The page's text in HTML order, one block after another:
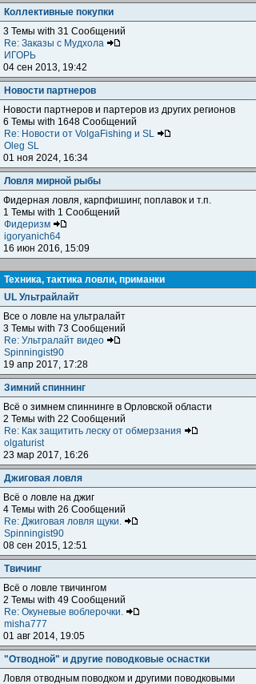
Коллективные покупки
3 Темы with 31 Сообщений
Re: Заказы с Мудхола
ИГОРЬ
04 сен 2013, 19:42
Новости партнеров
Новости партнеров и партеров из других регионов
6 Темы with 1648 Сообщений
Re: Новости от VolgaFishing и SL
Oleg SL
01 ноя 2024, 16:34
Ловля мирной рыбы
Фидерная ловля, карпфишинг, поплавок и т.п.
1 Темы with 1 Сообщений
Фидеризм
igoryanich64
16 июн 2016, 15:09
Техника, тактика ловли, приманки
UL Ультрайлайт
Все о ловле на ультралайт
3 Темы with 73 Сообщений
Re: Ультралайт видео
Spinningist90
19 апр 2017, 17:28
Зимний спиннинг
Всё о зимнем спиннинге в Орловской области
2 Темы with 22 Сообщений
Re: Как защитить леску от обмерзания
olgaturist
23 мар 2017, 16:26
Джиговая ловля
Всё о ловле на джиг
4 Темы with 26 Сообщений
Re: Джиговая ловля щуки.
Spinningist90
08 сен 2015, 12:51
Твичинг
Всё о ловле твичингом
2 Темы with 49 Сообщений
Re: Окуневые воблерочки.
misha777
01 авг 2014, 19:05
"Отводной" и другие поводковые оснастки
Ловля отводным поводком и другими поводковыми